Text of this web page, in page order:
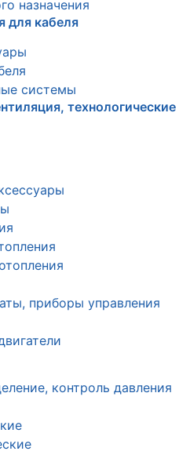
назначения
для кабеля
системы
технологические
приборы управления
контроль давления